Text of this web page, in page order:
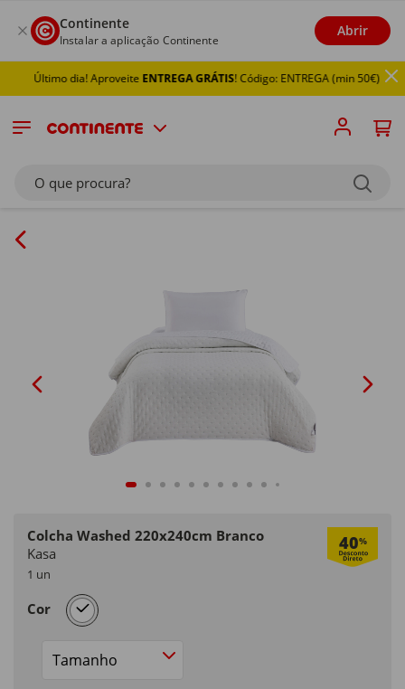
Continente
Instalar a aplicação Continente
Abrir
Último dia! AproveiteENTREGA GRÁTIS! Código: ENTREGA (min 50€)
O que procura?
Colcha Washed 220x240cm Branco 40%
Kasa
1 un
Cor selected
Tamanho